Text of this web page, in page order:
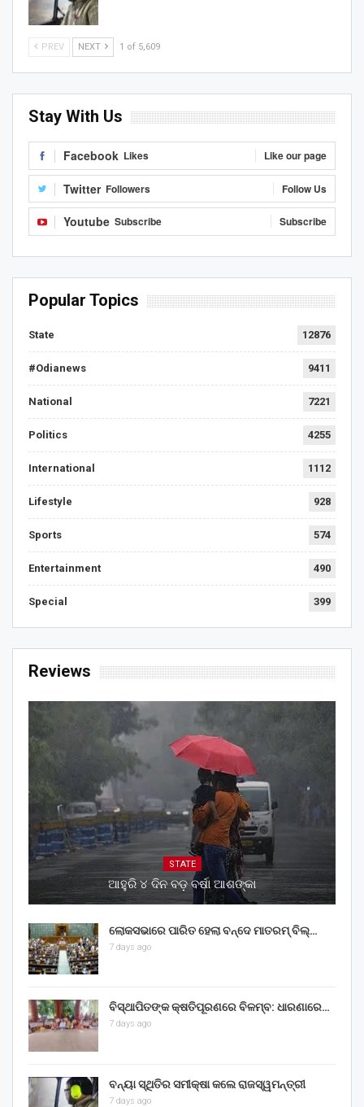
PREV NEXT 1 of 5,609
Stay With Us
Facebook Likes Like our page
Twitter Followers Follow Us
Youtube Subscribe Subscribe
Popular Topics
State 12876
#Odianews 9411
National 7221
Politics 4255
International 1112
Lifestyle 928
Sports 574
Entertainment 490
Special 399
Reviews
STATE
ଆହୁରି ୪ ଦିନ ବଡ଼ ବର୍ଷା ଆଶଙ୍କା
ଲୋକସଭାରେ ପାରିତ ହେଲା ବନ୍ଦେ ମାତରମ୍‌ ବିଲ୍‌…
7 days ago
ବିସ୍ଥାପିତଙ୍କ କ୍ଷତିପୂରଣରେ ବିଳମ୍ବ: ଧାରଣାରେ…
7 days ago
ବନ୍ୟା ସ୍ଥିତିର ସମୀକ୍ଷା କଲେ ରାଜସ୍ୱମନ୍ତ୍ରୀ
7 days ago